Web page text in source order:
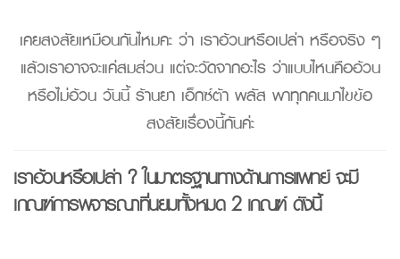
เคยสงสัยเหมือนกันไหมคะ ว่า เราอ้วนหรือเปล่า หรือจริง ๆ
แล้วเราอาจจะแค่สมส่วน แต่จะวัดจากอะไร ว่าแบบไหนคืออ้วน
หรือไม่อ้วน วันนี้ ร้านยา เอ็กซ์ต้า พลัส พาทุกคนมาไขข้อ
สงสัยเรื่องนี้กันค่ะ
เราอ้วนหรือเปล่า ? ในมาตรฐานทางด้านการแพทย์ จะมี
เกณฑ์การพิจารณาที่นิยมทั้งหมด 2 เกณฑ์ ดังนี้